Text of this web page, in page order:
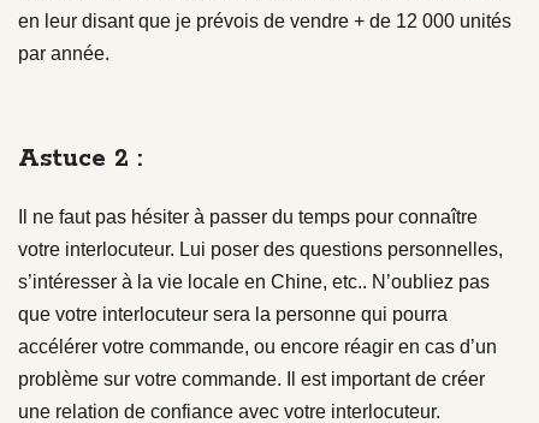
en leur disant que je prévois de vendre + de 12 000 unités
par année.
Astuce 2 :
Il ne faut pas hésiter à passer du temps pour connaître
votre interlocuteur. Lui poser des questions personnelles,
s’intéresser à la vie locale en Chine, etc.. N’oubliez pas
que votre interlocuteur sera la personne qui pourra
accélérer votre commande, ou encore réagir en cas d’un
problème sur votre commande. Il est important de créer
une relation de confiance avec votre interlocuteur.